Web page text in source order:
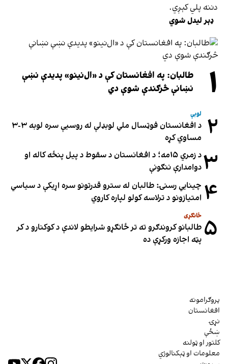
دننه پلي کېږي.
ډېر لیدل شوي
۱
طالبان: په افغانستان کې د «ال‌نینو» پدیدې نښې
نښانې څرګندې شوې دي
۲ لوبې
د افغانستان فوټسال ملي لوبډلې له روسیې سره لوبه ۳-۳
مساوي کړه
۳
د زمري ۱۵مه؛ د افغانستان د سقوط د پیل پنځه کاله او
دوامدارې ننګونې
۴ چینایي رسنۍ: طالبان له سترو قدرتونو سره اړیکې د سیاسي
امتیازونو د ترلاسه کولو لپاره کاروي
۵ ځانګړی
طالبانو کروندګرو ته تر ځانګړو شرایطو لاندې د کوکنارو د کر
پټه اجازه ورکړې ده
پروګرامونه
افغانستان
نړۍ
ښځې
کلتور او ټولنه
معلومات او ټېکنالوژي